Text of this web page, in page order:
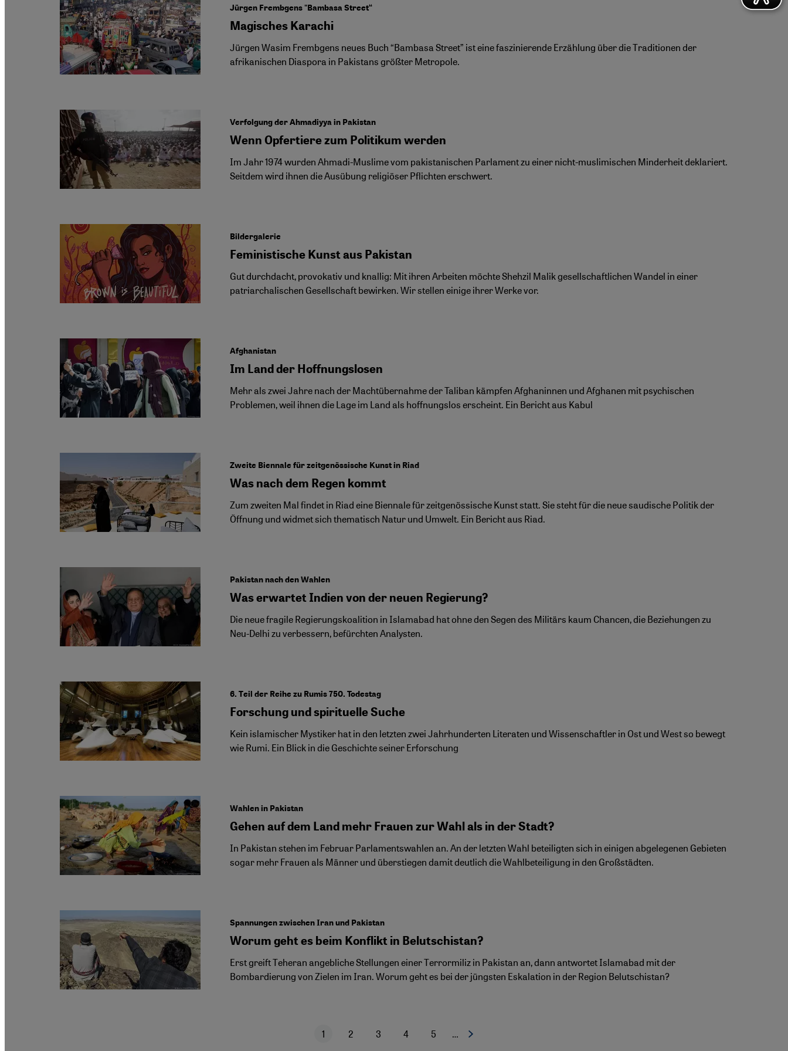
Jürgen Frembgens "Bambasa Street“
Magisches Karachi
Jürgen Wasim Frembgens neues Buch “Bambasa Street” ist eine faszinierende Erzählung über die Traditionen der
afrikanischen Diaspora in Pakistans größter Metropole.
Verfolgung der Ahmadiyya in Pakistan
Wenn Opfertiere zum Politikum werden
Im Jahr 1974 wurden Ahmadi-Muslime vom pakistanischen Parlament zu einer nicht-muslimischen Minderheit deklariert.
Seitdem wird ihnen die Ausübung religiöser Pflichten erschwert.
Bildergalerie
Feministische Kunst aus Pakistan
Gut durchdacht, provokativ und knallig: Mit ihren Arbeiten möchte Shehzil Malik gesellschaftlichen Wandel in einer
patriarchalischen Gesellschaft bewirken. Wir stellen einige ihrer Werke vor.
Afghanistan
Im Land der Hoffnungslosen
Mehr als zwei Jahre nach der Machtübernahme der Taliban kämpfen Afghaninnen und Afghanen mit psychischen
Problemen, weil ihnen die Lage im Land als hoffnungslos erscheint. Ein Bericht aus Kabul
Zweite Biennale für zeitgenössische Kunst in Riad
Was nach dem Regen kommt
Zum zweiten Mal findet in Riad eine Biennale für zeitgenössische Kunst statt. Sie steht für die neue saudische Politik der
Öffnung und widmet sich thematisch Natur und Umwelt. Ein Bericht aus Riad.
Pakistan nach den Wahlen
Was erwartet Indien von der neuen Regierung?
Die neue fragile Regierungskoalition in Islamabad hat ohne den Segen des Militärs kaum Chancen, die Beziehungen zu
Neu-Delhi zu verbessern, befürchten Analysten.
6. Teil der Reihe zu Rumis 750. Todestag
Forschung und spirituelle Suche
Kein islamischer Mystiker hat in den letzten zwei Jahrhunderten Literaten und Wissenschaftler in Ost und West so bewegt
wie Rumi. Ein Blick in die Geschichte seiner Erforschung
Wahlen in Pakistan
Gehen auf dem Land mehr Frauen zur Wahl als in der Stadt?
In Pakistan stehen im Februar Parlamentswahlen an. An der letzten Wahl beteiligten sich in einigen abgelegenen Gebieten
sogar mehr Frauen als Männer und überstiegen damit deutlich die Wahlbeteiligung in den Großstädten.
Spannungen zwischen Iran und Pakistan
Worum geht es beim Konflikt in Belutschistan?
Erst greift Teheran angebliche Stellungen einer Terrormiliz in Pakistan an, dann antwortet Islamabad mit der
Bombardierung von Zielen im Iran. Worum geht es bei der jüngsten Eskalation in der Region Belutschistan?
Aktuelle Seite
1
Seite
2
Seite
3
Seite
4
Seite
5 … Nächste Seite